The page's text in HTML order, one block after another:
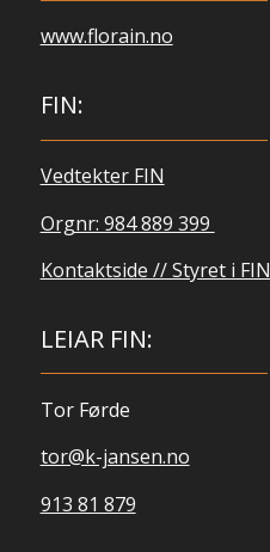
www.florain.no
FIN:
Vedtekter FIN
Orgnr: 984 889 399
Kontaktside // Styret i FIN
LEIAR FIN:
Tor Førde
tor@k-jansen.no
913 81 879